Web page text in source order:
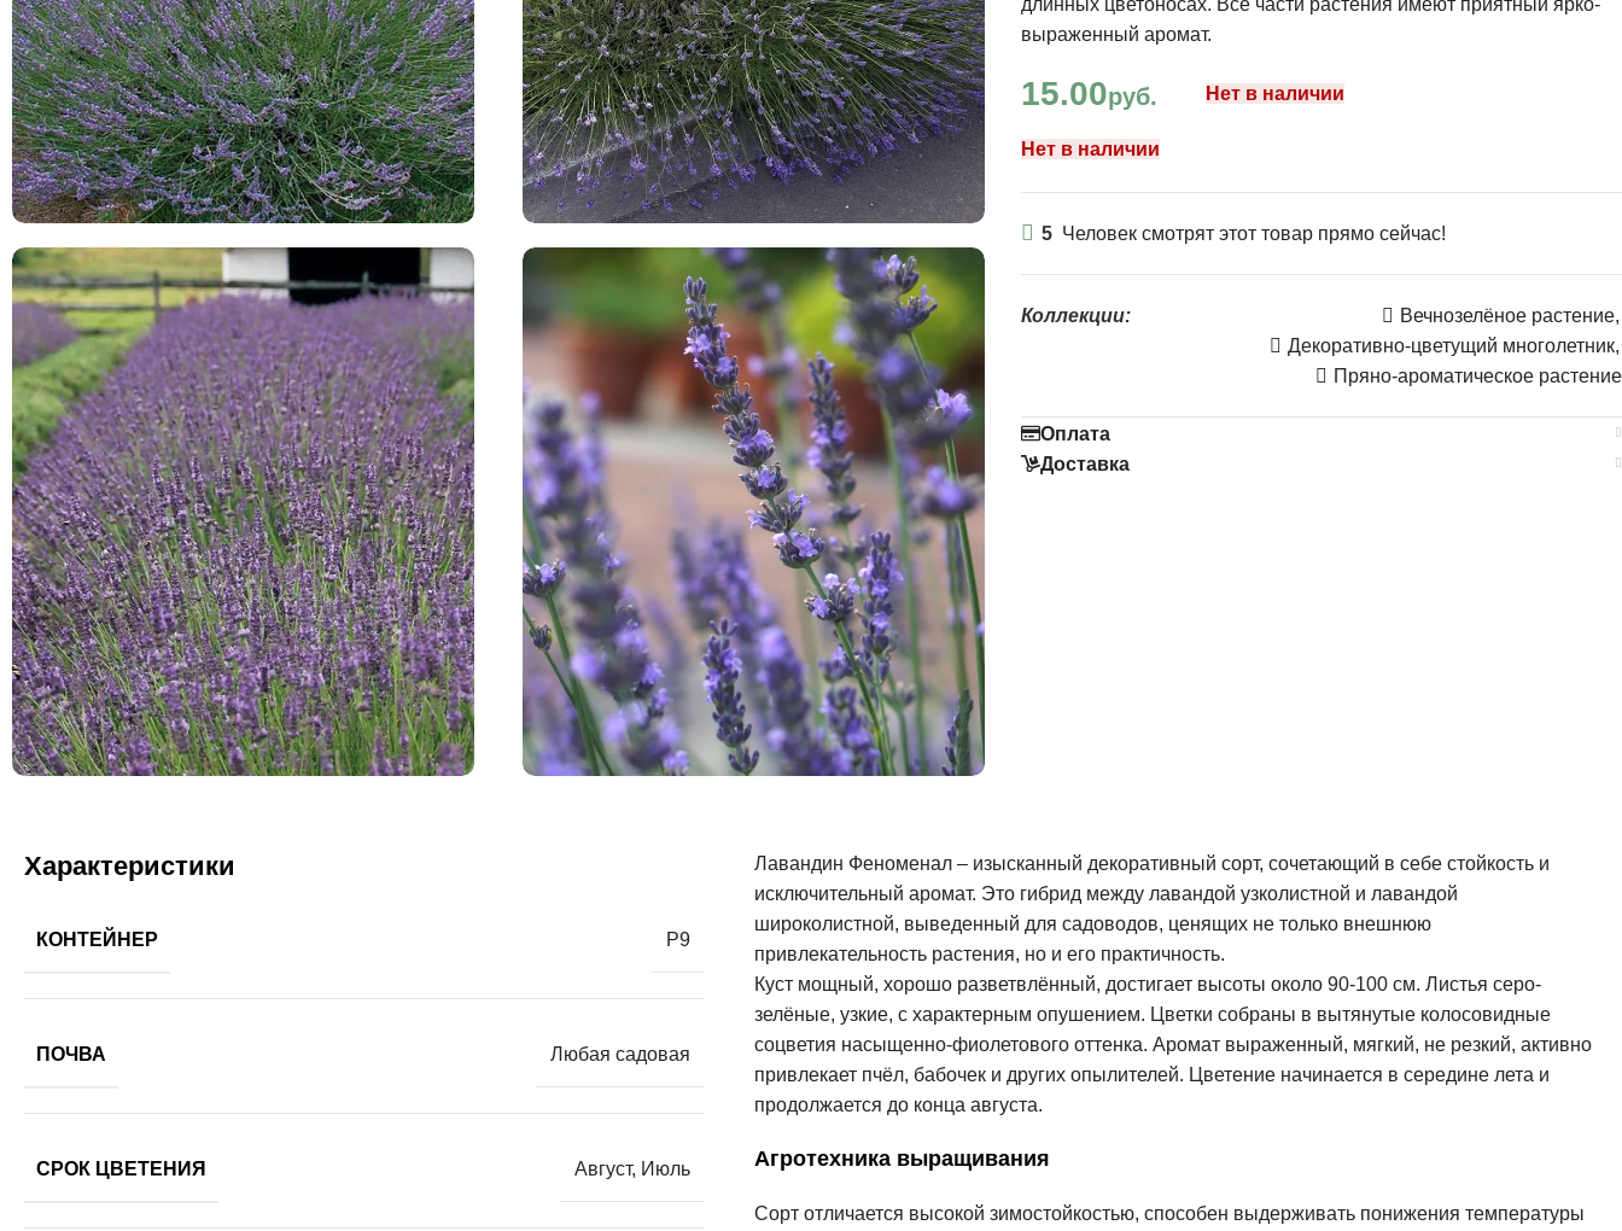
выраженный аромат.
15.00руб. Нет в наличии
Нет в наличии
5 Человек смотрят этот товар прямо сейчас!
Коллекции: Вечнозелёное растение,
Декоративно-цветущий многолетник,
Пряно-ароматическое растение
Оплата
Доставка
Характеристики
КОНТЕЙНЕР Р9
ПОЧВА Любая садовая
СРОК ЦВЕТЕНИЯ Август, Июль
Лавандин Феноменал – изысканный декоративный сорт, сочетающий в себе стойкость и
исключительный аромат. Это гибрид между лавандой узколистной и лавандой
широколистной, выведенный для садоводов, ценящих не только внешнюю
привлекательность растения, но и его практичность.
Куст мощный, хорошо разветвлённый, достигает высоты около 90-100 см. Листья серо-
зелёные, узкие, с характерным опушением. Цветки собраны в вытянутые колосовидные
соцветия насыщенно-фиолетового оттенка. Аромат выраженный, мягкий, не резкий, активно
привлекает пчёл, бабочек и других опылителей. Цветение начинается в середине лета и
продолжается до конца августа.
Агротехника выращивания
Сорт отличается высокой зимостойкостью, способен выдерживать понижения температуры